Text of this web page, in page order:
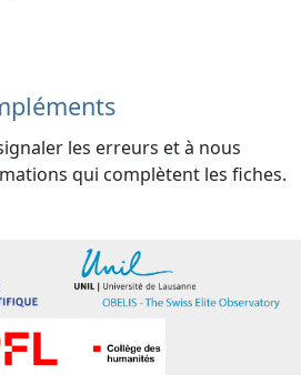
les erreurs et à nous
qui complètent les fiches.